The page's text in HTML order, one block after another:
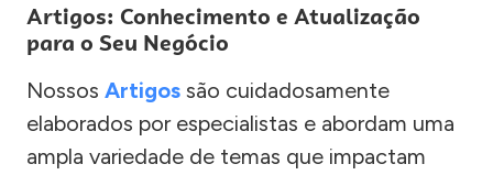
Artigos: Conhecimento e Atualização
para o Seu Negócio
Nossos Artigos são cuidadosamente
elaborados por especialistas e abordam uma
ampla variedade de temas que impactam